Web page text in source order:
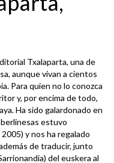
Txalaparta, una de
aunque vivan a cientos
Para quien no lo conozca
y, por encima de todo,
Ha sido galardonado en
estuvo
y nos ha regalado
de traducir, junto
del euskera al